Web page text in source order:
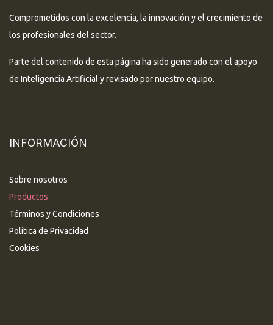
Comprometidos con la excelencia, la innovación y el crecimiento de
los profesionales del sector.
Parte del contenido de esta página ha sido generado con el apoyo
de Inteligencia Artificial y revisado por nuestro equipo.
INFORMACIÓN
Sobre nosotros
Productos
Términos y Condiciones
Política de Privacidad
Cookies